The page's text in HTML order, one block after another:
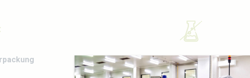
Ohne Konservierungsstoffe